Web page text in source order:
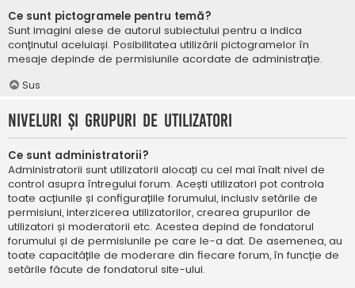
Ce sunt pictogramele pentru temă?
Sunt imagini alese de autorul subiectului pentru a indica
conținutul aceluiași. Posibilitatea utilizării pictogramelor în
mesaje depinde de permisiunile acordate de administrație.
Sus
Niveluri și grupuri de utilizatori
Ce sunt administratorii?
Administratorii sunt utilizatorii alocați cu cel mai înalt nivel de
control asupra întregului forum. Acești utilizatori pot controla
toate acțiunile și configurațiile forumului, inclusiv setările de
permisiuni, interzicerea utilizatorilor, crearea grupurilor de
utilizatori și moderatorii etc. Acestea depind de fondatorul
forumului și de permisiunile pe care le-a dat. De asemenea, au
toate capacitățile de moderare din fiecare forum, în funcție de
setările făcute de fondatorul site-ului.